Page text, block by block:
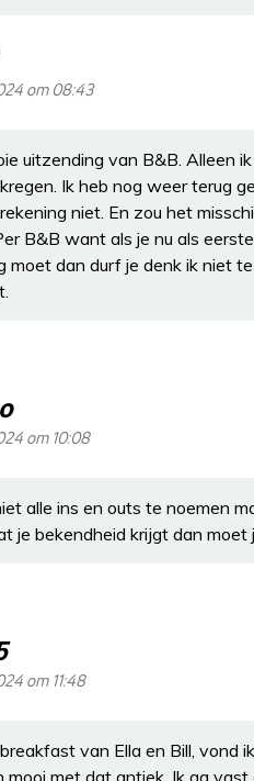
om 08:43
uitzending van B&B. Alleen
Ik heb nog weer terug
niet. En zou het
B&B want als je nu als
moet dan durf je denk ik niet
om 10:08
alle ins en outs te noemen
je bekendheid krijgt dan moet
om 11:48
van Ella en Bill, vond